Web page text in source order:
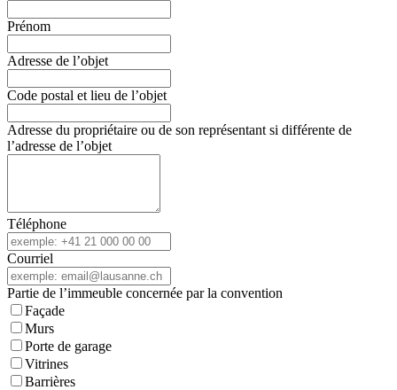
Prénom
Adresse de l’objet
Code postal et lieu de l’objet
Adresse du propriétaire ou de son représentant si différente de
l’adresse de l’objet
Téléphone
Courriel
Partie de l’immeuble concernée par la convention
Façade
Murs
Porte de garage
Vitrines
Barrières